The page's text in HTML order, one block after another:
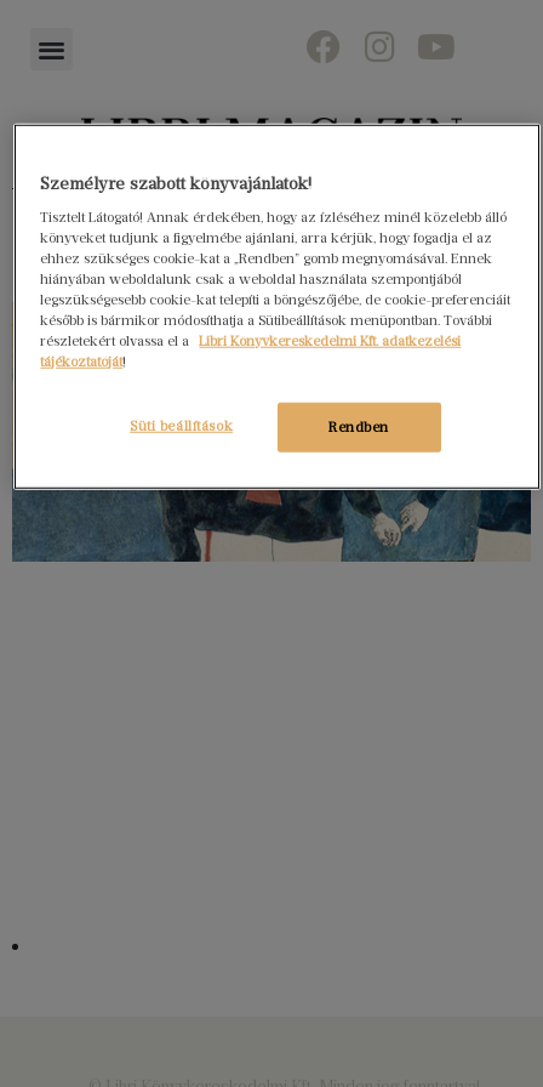
Könyvektől az olvasókig
Személyre szabott könyvajánlatok!
Tisztelt Látogató! Annak érdekében, hogy az ízléséhez minél közelebb álló
könyveket tudjunk a figyelmébe ajánlani, arra kérjük, hogy fogadja el az
ehhez szükséges cookie-kat a „Rendben” gomb megnyomásával. Ennek
hiányában weboldalunk csak a weboldal használata szempontjából
legszükségesebb cookie-kat telepíti a böngészőjébe, de cookie-preferenciáit
később is bármikor módosíthatja a Sütibeállítások menüpontban. További
részletekért olvassa el a
Libri Könyvkereskedelmi Kft. adatkezelési
tájékoztatóját!
Rendben
Süti beállítások